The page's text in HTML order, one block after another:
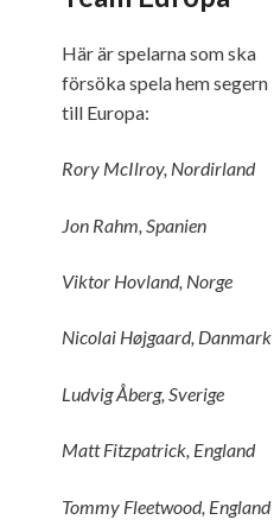
Här är spelarna som ska
försöka spela hem segern
till Europa:
Rory McIlroy, Nordirland
Jon Rahm, Spanien
Viktor Hovland, Norge
Nicolai Højgaard, Danmark
Ludvig Åberg, Sverige
Matt Fitzpatrick, England
Tommy Fleetwood, England